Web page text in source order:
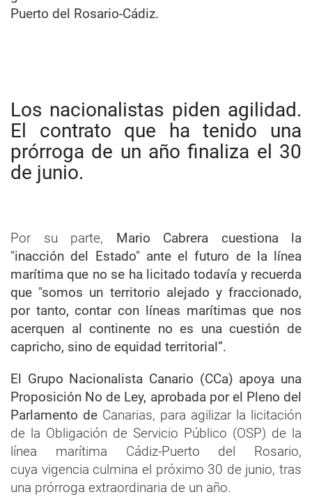
Puerto del Rosario-Cádiz.
Los nacionalistas piden agilidad.
El contrato que ha tenido una
prórroga de un año finaliza el 30
de junio.
Por su parte, Mario Cabrera cuestiona la
"inacción del Estado" ante el futuro de la línea
marítima que no se ha licitado todavía y recuerda
que "somos un territorio alejado y fraccionado,
por tanto, contar con líneas marítimas que nos
acerquen al continente no es una cuestión de
capricho, sino de equidad territorial”.
El Grupo Nacionalista Canario (CCa) apoya una
Proposición No de Ley, aprobada por el Pleno del
Parlamento de Canarias, para agilizar la licitación
de la Obligación de Servicio Público (OSP) de la
línea marítima Cádiz-Puerto del Rosario,
cuya vigencia culmina el próximo 30 de junio, tras
una prórroga extraordinaria de un año.